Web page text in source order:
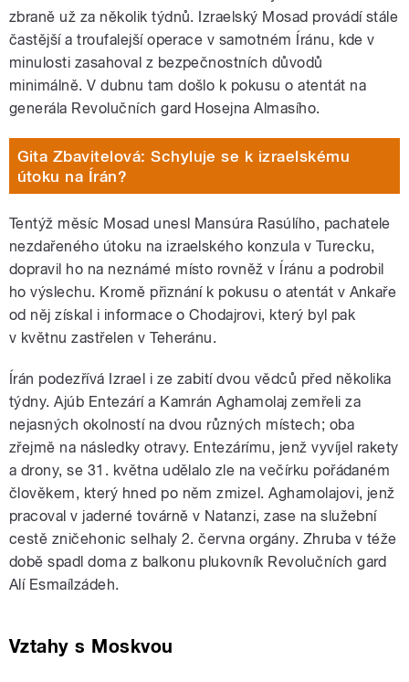
zbraně už za několik týdnů. Izraelský Mosad provádí stále
častější a troufalejší operace v samotném Íránu, kde v
minulosti zasahoval z bezpečnostních důvodů
minimálně. V dubnu tam došlo k pokusu o atentát na
generála Revolučních gard Hosejna Almasího.
Gita Zbavitelová: Schyluje se k izraelskému
útoku na Írán?
Tentýž měsíc Mosad unesl Mansúra Rasúlího, pachatele
nezdařeného útoku na izraelského konzula v Turecku,
dopravil ho na neznámé místo rovněž v Íránu a podrobil
ho výslechu. Kromě přiznání k pokusu o atentát v Ankaře
od něj získal i informace o Chodajrovi, který byl pak
v květnu zastřelen v Teheránu.
Írán podezřívá Izrael i ze zabití dvou vědců před několika
týdny. Ajúb Entezárí a Kamrán Aghamolaj zemřeli za
nejasných okolností na dvou různých místech; oba
zřejmě na následky otravy. Entezárímu, jenž vyvíjel rakety
a drony, se 31. května udělalo zle na večírku pořádaném
člověkem, který hned po něm zmizel. Aghamolajovi, jenž
pracoval v jaderné továrně v Natanzi, zase na služební
cestě zničehonic selhaly 2. června orgány. Zhruba v téže
době spadl doma z balkonu plukovník Revolučních gard
Alí Esmaílzádeh.
Vztahy s Moskvou